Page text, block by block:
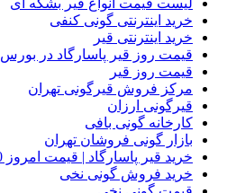
خرید اینترنتی گونی کنفی
خرید اینترنتی قیر
قیمت روز قیر پاسارگاد در بورس
قیمت روز قیر
مرکز فروش قیرگونی تهران
قیرگونی ارزان
کارخانه گونی بافی
بازار گونی فروشان تهران
خرید قیر پاسارگاد | قیمت امروز 60 70
خرید فروش گونی نخی